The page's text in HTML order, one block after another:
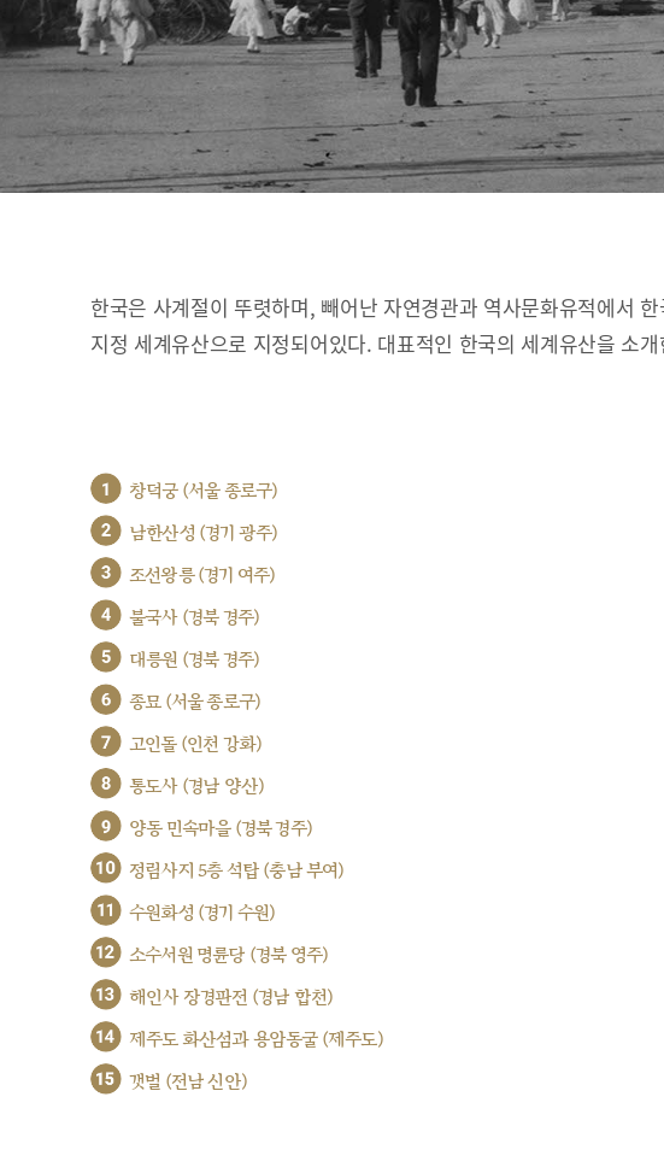
한국은 사계절이 뚜렷하며, 빼어난 자연경관과 역사문화유적에서
지정 세계유산으로 지정되어있다. 대표적인 한국의 세계유산을 소
1 창덕궁 (서울 종로구)
2 남한산성 (경기 광주)
3 조선왕릉 (경기 여주)
4 불국사 (경북 경주)
5 대릉원 (경북 경주)
6 종묘 (서울 종로구)
7 고인돌 (인천 강화)
8 통도사 (경남 양산)
9 양동 민속마을 (경북 경주)
10 정림사지 5층 석탑 (충남 부여)
11 수원화성 (경기 수원)
12 소수서원 명륜당 (경북 영주)
13 해인사 장경판전 (경남 합천)
14 제주도 화산섬과 용암동굴 (제주도)
15 갯벌 (전남 신안)